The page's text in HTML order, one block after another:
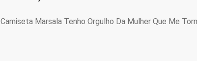
Camiseta Marsala Tenho Orgulho Da Mulher Que Me